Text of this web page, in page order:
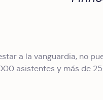
a la vanguardia, no
asistentes y más de